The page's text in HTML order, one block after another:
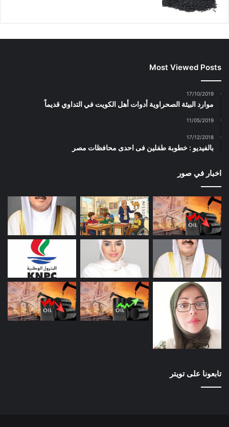
Most Viewed Posts
17/10/2019
موارد البيئة الصحراوية أدوات أهل الكويت في التداوي قديماً
11/05/2019
17/12/2018
بالفيديو : خطوبة طفلين فى احدى محافظات مصر
اخبار في صور
تابعونا على تويتر